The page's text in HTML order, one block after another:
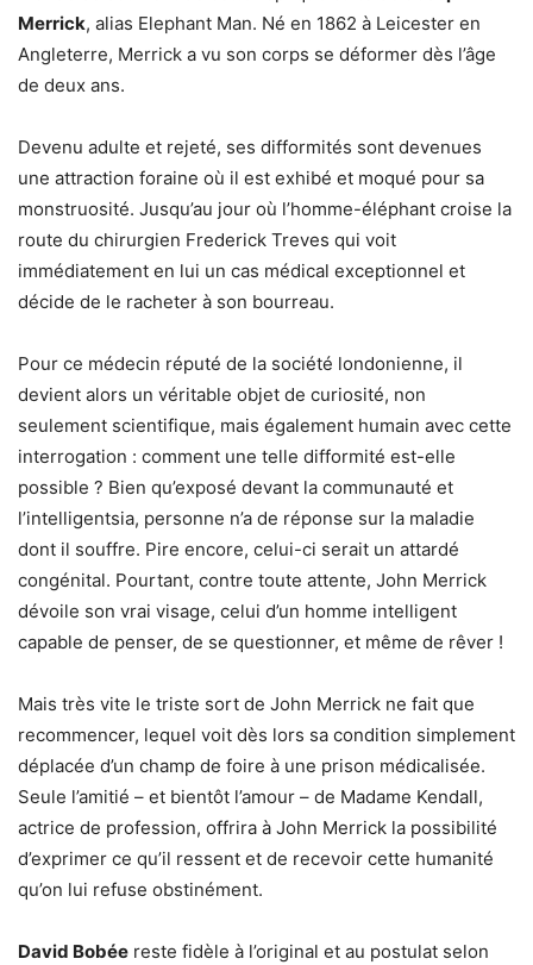
Merrick, alias Elephant Man. Né en 1862 à Leicester en
Angleterre, Merrick a vu son corps se déformer dès l’âge
de deux ans.
Devenu adulte et rejeté, ses difformités sont devenues
une attraction foraine où il est exhibé et moqué pour sa
monstruosité. Jusqu’au jour où l’homme-éléphant croise la
route du chirurgien Frederick Treves qui voit
immédiatement en lui un cas médical exceptionnel et
décide de le racheter à son bourreau.
Pour ce médecin réputé de la société londonienne, il
devient alors un véritable objet de curiosité, non
seulement scientifique, mais également humain avec cette
interrogation : comment une telle difformité est-elle
possible ? Bien qu’exposé devant la communauté et
l’intelligentsia, personne n’a de réponse sur la maladie
dont il souffre. Pire encore, celui-ci serait un attardé
congénital. Pourtant, contre toute attente, John Merrick
dévoile son vrai visage, celui d’un homme intelligent
capable de penser, de se questionner, et même de rêver !
Mais très vite le triste sort de John Merrick ne fait que
recommencer, lequel voit dès lors sa condition simplement
déplacée d’un champ de foire à une prison médicalisée.
Seule l’amitié – et bientôt l’amour – de Madame Kendall,
actrice de profession, offrira à John Merrick la possibilité
d’exprimer ce qu’il ressent et de recevoir cette humanité
qu’on lui refuse obstinément.
David Bobée reste fidèle à l’original et au postulat selon